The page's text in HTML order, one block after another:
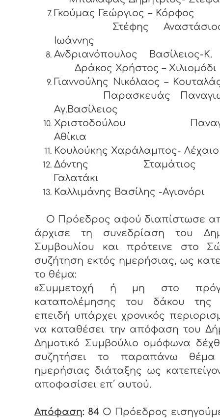
Γκούμας Γεώργιος –
Στέφης Αναστάσιος
Ιωάννης
Ανδριανόπουλος Βασίλειος-
Δράκος Χρήστος – Χιλιομόδι
Γιαννούλης Νικόλαος –
Παρασκευάς
Αγ.Βασίλειος
Χριστοδούλου
Αθίκια
Κουλούκης Χαράλαμπος- Λέχαιο
Δόντης
Καλλιμάνης Βασίλης -Αγιονόρι
Ο Πρόεδρος αφού διαπίστωσε
άρχισε τη συνεδρίαση του
Συμβουλίου και πρότεινε στο
συζήτηση εκτός ημερήσιας, ως
το θέμα:
«Συμμετοχή ή μη στο
καταπολέμησης του δάκου της
επειδή υπάρχει χρονικός
να καταθέσει την απόφαση του
Δημοτικό Συμβούλιο ομόφωνα
συζητήσει το παραπάνω θέμα
ημερήσιας διάταξης ως
αποφασίσει επ΄ αυτού.
Απόφαση: 84 Ο Πρόεδρος